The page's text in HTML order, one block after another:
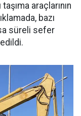
araçlarının
bazı
süreli sefer